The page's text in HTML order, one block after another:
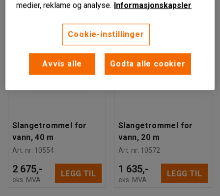
Slangetrommel for
vann, 40 m
Art. nr: 10554
2 675,-
eks. MVA
LEGG TIL
Slangetrommel for
vann, 20 m
Art. nr: 10572
1 635,-
eks. MVA
LEGG TIL
medier, reklame og analyse. Informasjonskapsler
Cookie-instillinger
Avvis alle Godta alle cookier